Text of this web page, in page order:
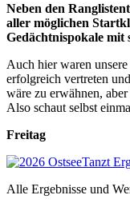
Neben den
aller möglichen
Gedächtnispokale mit
Auch hier waren
erfolgreich vertreten
wäre zu erwähnen,
Also schaut selbst
Freitag
Alle Ergebnisse und